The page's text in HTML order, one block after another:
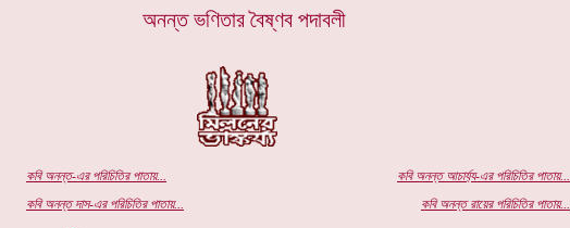
অনন্ত ভণিতার বৈষ্ণব পদাবলী
কবি অনন্ত আচার্য্য-এর পরিচিতির পাতায়...
কবি অনন্ত রায়ের পরিচিতির পাতায়...
কবি অনন্ত-এর পরিচিতির পাতায়...
কবি অনন্ত দাস-এর পরিচিতির পাতায়...